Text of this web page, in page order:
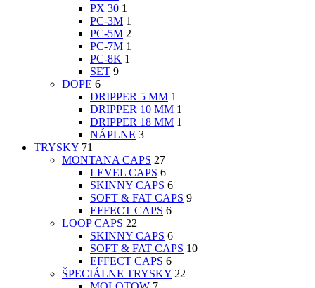
PX 30 1
PC-3M 1
PC-5M 2
PC-7M 1
PC-8K 1
SET 9
DOPE 6
DRIPPER 5 MM 1
DRIPPER 10 MM 1
DRIPPER 18 MM 1
NÁPLNE 3
TRYSKY 71
MONTANA CAPS 27
LEVEL CAPS 6
SKINNY CAPS 6
SOFT & FAT CAPS 9
EFFECT CAPS 6
LOOP CAPS 22
SKINNY CAPS 6
SOFT & FAT CAPS 10
EFFECT CAPS 6
ŠPECIÁLNE TRYSKY 22